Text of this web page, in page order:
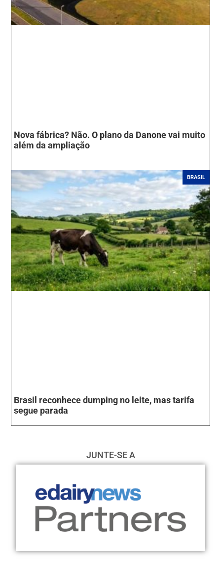
Nova fábrica? Não. O plano da Danone vai muito
além da ampliação
BRASIL
Brasil reconhece dumping no leite, mas tarifa
segue parada
JUNTE-SE A